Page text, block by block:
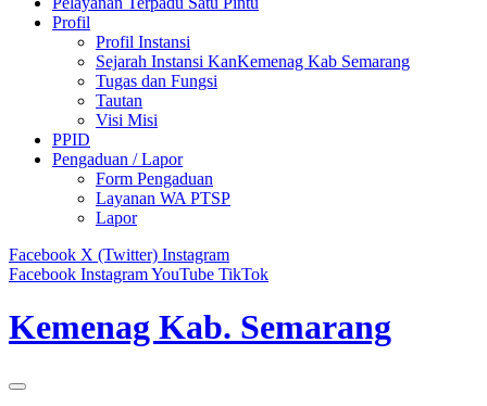
Profil
Profil Instansi
Sejarah Instansi KanKemenag Kab Semarang
Tugas dan Fungsi
Tautan
Visi Misi
PPID
Pengaduan / Lapor
Form Pengaduan
Layanan WA PTSP
Lapor
Facebook X (Twitter) Instagram
Facebook InstagramYouTube TikTok
Kemenag Kab. Semarang